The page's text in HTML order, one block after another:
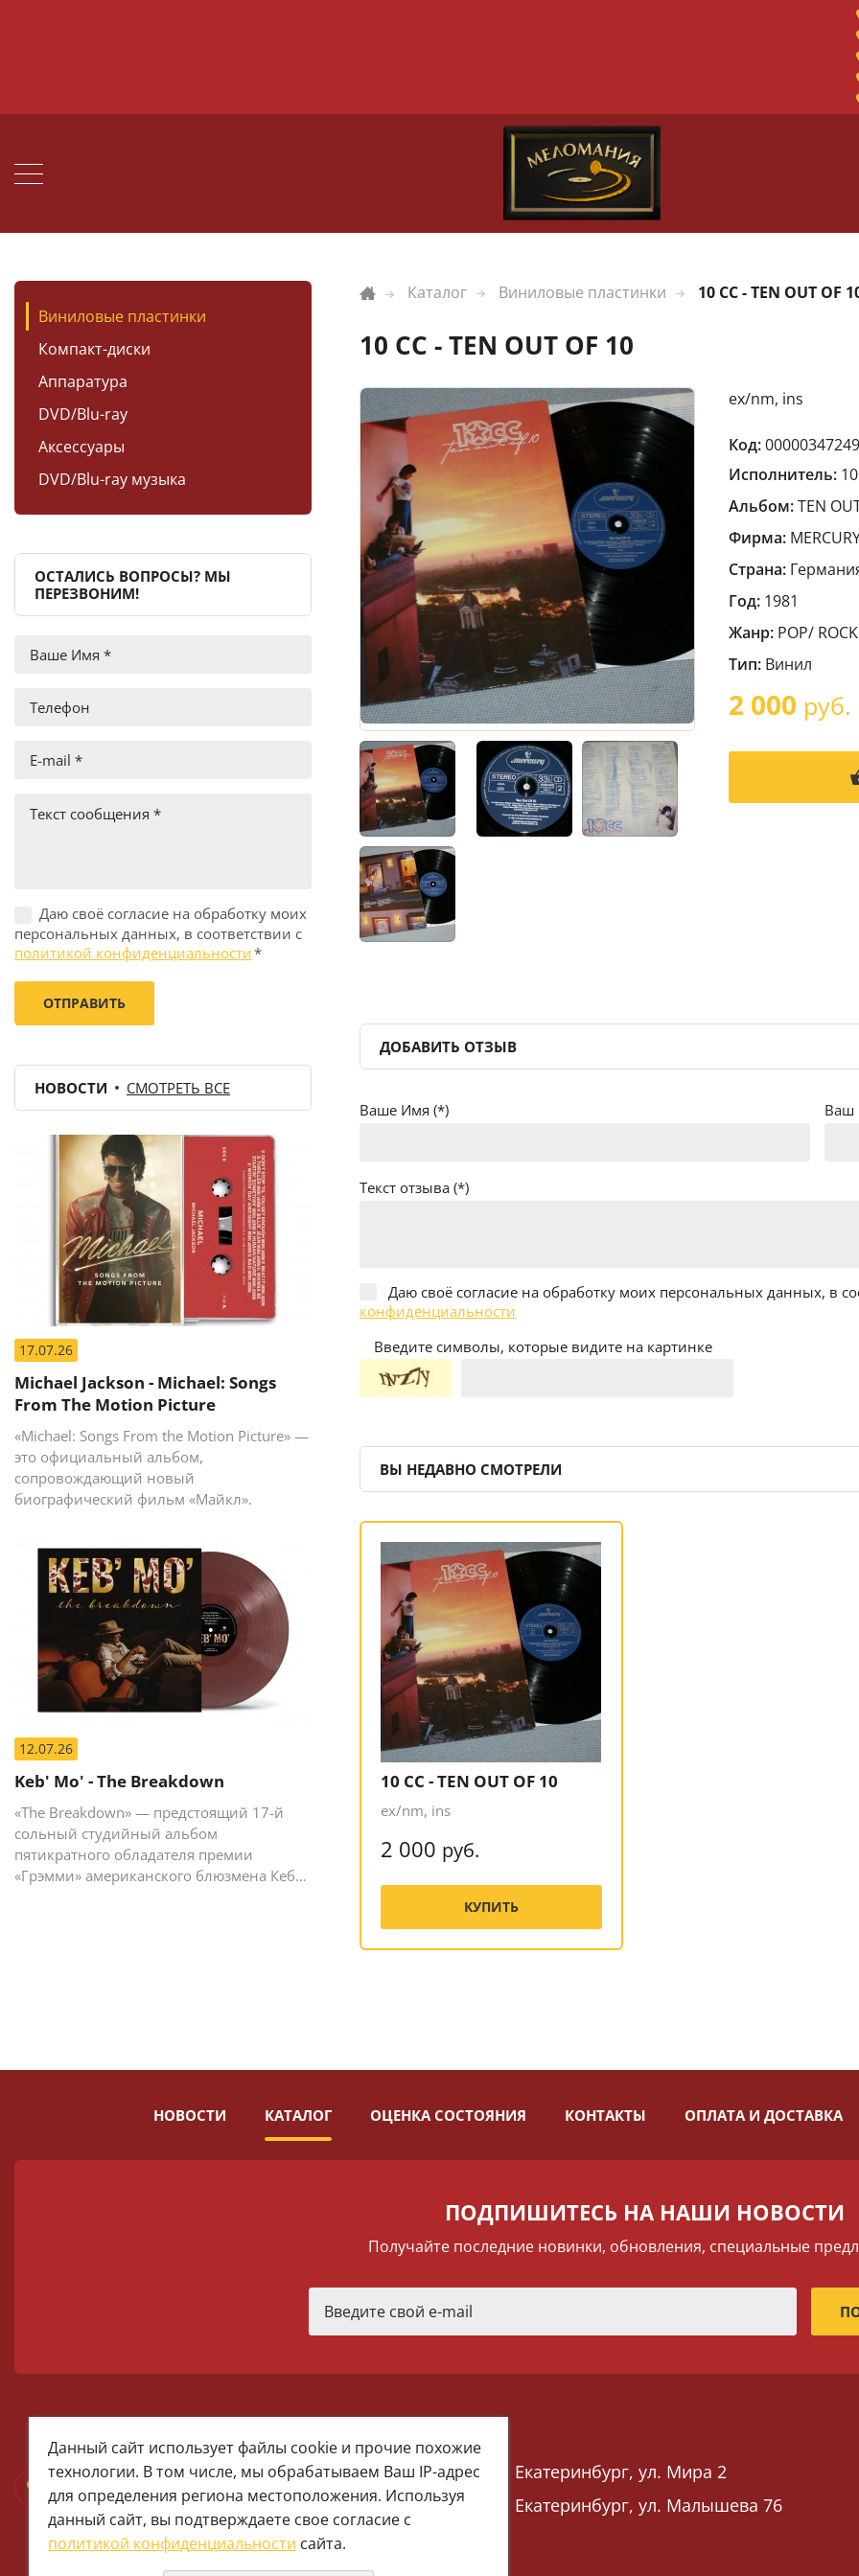
Виниловые пластинки
Компакт-диски
Аппаратура
DVD/Blu-ray
Аксессуары
DVD/Blu-ray музыка
ОСТАЛИСЬ ВОПРОСЫ? МЫ
ПЕРЕЗВОНИМ!
Даю своё согласие на обработку моих
персональных данных, в соответствии с
политикой конфиденциальности*
НОВОСТИ СМОТРЕТЬ ВСЕ
17.07.26
Michael Jackson - Michael: Songs
From The Motion Picture
«Michael: Songs From the Motion Picture» —
это официальный альбом,
сопровождающий новый
биографический фильм «Майкл».
12.07.26
Keb' Mo' - The Breakdown
«The Breakdown» — предстоящий 17-й
сольный студийный альбом
пятикратного обладателя премии
«Грэмми» американского блюзмена Кеба
Каталог Виниловые пластинки 10 CC - TEN OUT OF
10 CC - TEN OUT OF 10
ex/nm, ins
Код:00000347249
Исполнитель:
Альбом:TEN
Фирма:
Страна:
Год: 1981
Жанр: POP/ ROCK
Тип: Винил
2 000 руб.
ДОБАВИТЬ ОТЗЫВ
Ваше Имя (*) Ваш
Текст отзыва (*)
Даю своё согласие на обработку моих персональных данных, в
конфиденциальности
Введите символы, которые видите на картинке
ВЫ НЕДАВНО СМОТРЕЛИ
10 CC - TEN OUT OF 10
ex/nm, ins
2 000 руб.
КУПИТЬ
НОВОСТИ КАТАЛОГ ОЦЕНКА СОСТОЯНИЯ КОНТАКТЫ ОПЛАТА И ДОСТАВКА
ПОДПИШИТЕСЬ НА НАШИ НОВОСТИ
Получайте последние новинки, обновления, специальные
+7 (922) 025-50-71 (MAX)
Тел:+7 (343) 374-15-67 (Мира 2)
Тел: +7 (343) 371-19-13 (Малышева 76)
+7 (922) 609-29-80 (MAX)
Екатеринбург, ул. Мира 2
Екатеринбург, ул. Малышева 76
Данный сайт использует файлы cookie и прочие похожие
технологии. В том числе, мы обрабатываем Ваш IP-адрес
для определения региона местоположения. Используя
данный сайт, вы подтверждаете свое согласие с
политикой конфиденциальности сайта.